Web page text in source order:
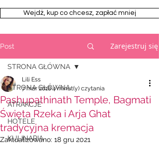
Wejdż, kup co chcesz, zapłać mniej
Post Zarejestruj się
STRONA GŁÓWNA
ATRAKCJE
HOTELE
KULINARIA
STRONA GŁÓWNA
Pashupathinath Temple, Bagmati
Święta Rzeka i Arja Ghat
tradycyjna kremacja
Lili Ess
7 mar 20184 minut(y) czytania
Zaktualizowano: 18 gru 2021